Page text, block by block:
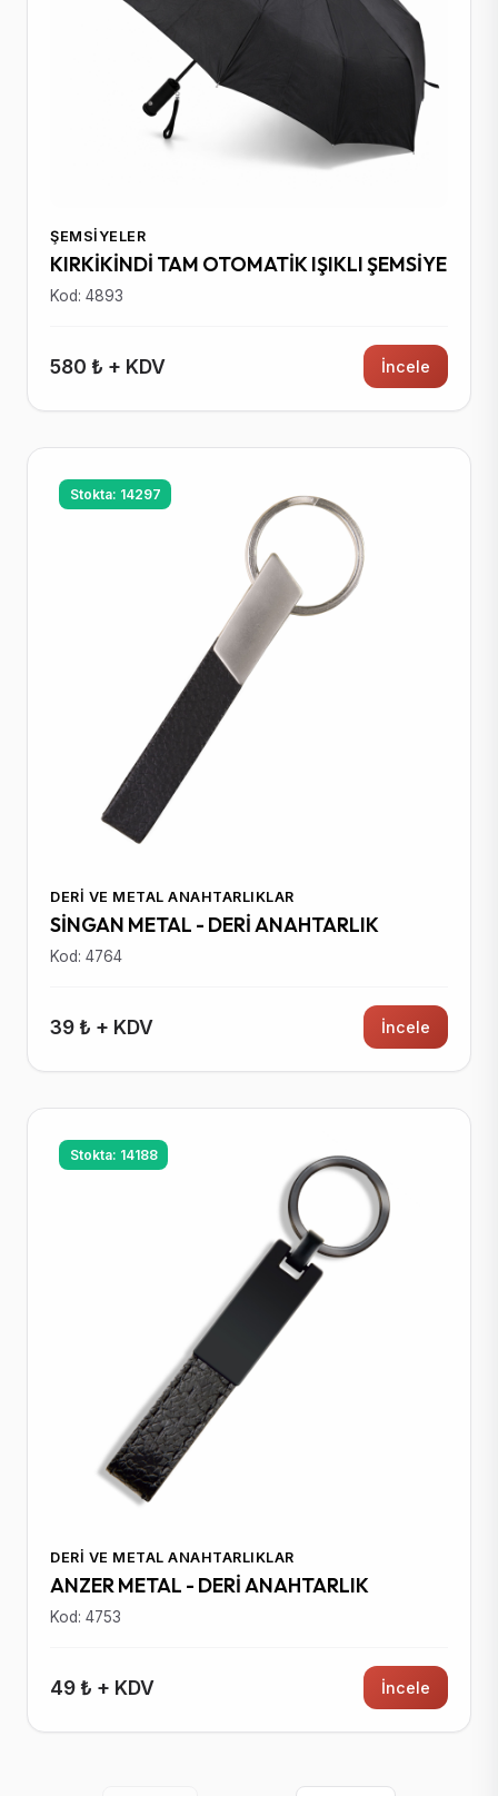
ŞEMSIYELER
KIRKİKİNDİ TAM OTOMATİK IŞIKLI ŞEMSİYE
Kod: 4893
580 ₺ + KDV İncele
Stokta: 14297
DERI VE METAL ANAHTARLIKLAR
SİNGAN METAL - DERİ ANAHTARLIK
Kod: 4764
39 ₺ + KDV İncele
Stokta: 14188
DERI VE METAL ANAHTARLIKLAR
ANZER METAL - DERİ ANAHTARLIK
Kod: 4753
49 ₺ + KDV İncele